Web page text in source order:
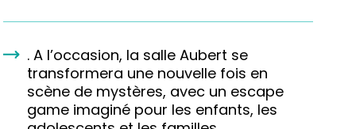
. A l’occasion, la salle Aubert se
transformera une nouvelle fois en
scène de mystères, avec un escape
game imaginé pour les enfants, les